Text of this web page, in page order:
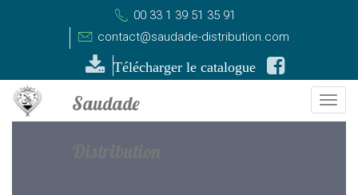
00 33 1 39 51 35 91
contact@saudade-distribution.com
Télécharger le catalogue